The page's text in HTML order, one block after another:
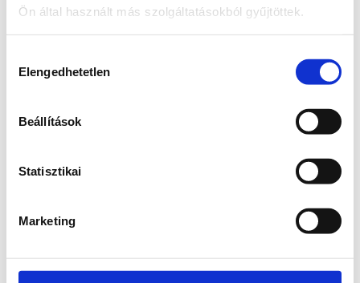
Ön által használt más szolgáltatásokból gyűjtöttek.
kiválasztása
Elengedhetetlen
Beállítások
Statisztikai
Marketing
loadingwww.bicapp.hu
(see the browser console for more